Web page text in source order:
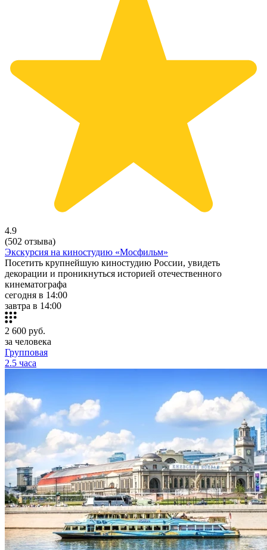
4.9
(502 отзыва)
Экскурсия на киностудию «Мосфильм»
Посетить крупнейшую киностудию России, увидеть
декорации и проникнуться историей отечественного
кинематографа
сегодня в 14:00
завтра в 14:00
2 600 руб.
за человека
Групповая
2.5 часа